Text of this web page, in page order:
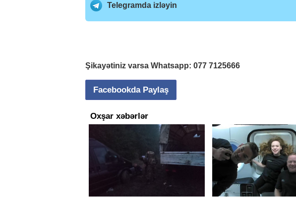
Telegramda izləyin
Şikayətiniz varsa Whatsapp: 077 7125666
Facebookda Paylaş
Oxşar xəbərlər